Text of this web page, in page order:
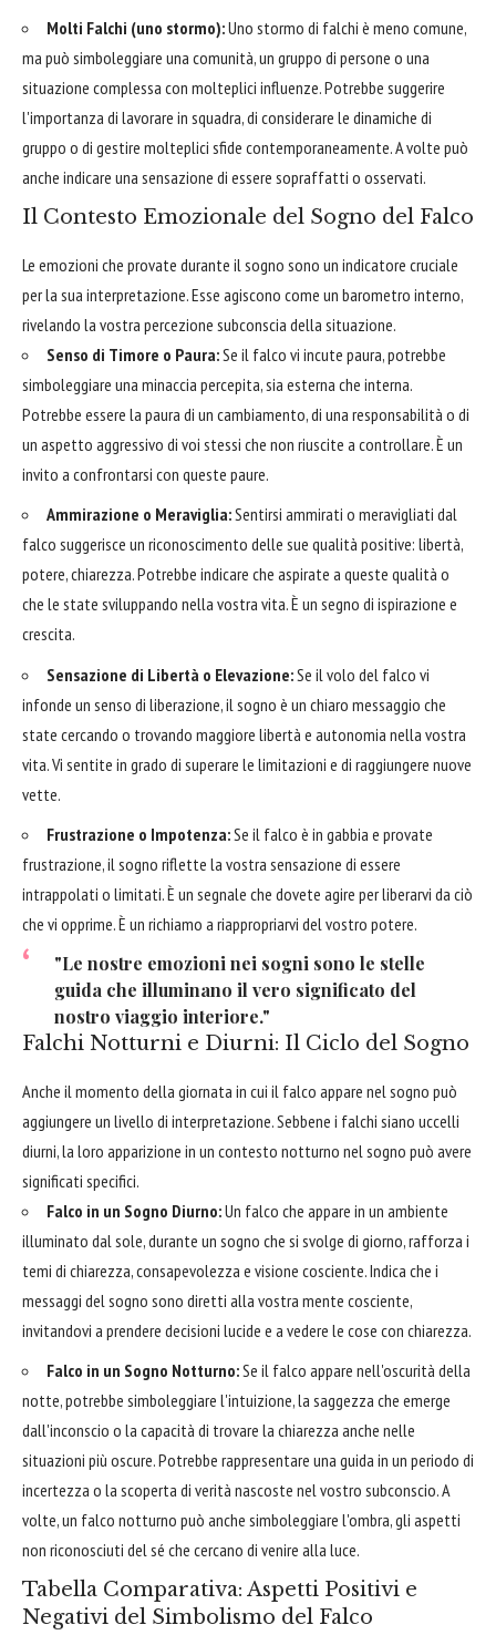
Molti Falchi (uno stormo):Uno stormo di falchi è meno comune,
ma può simboleggiare una comunità, un gruppo di persone o una
situazione complessa con molteplici influenze. Potrebbe suggerire
l'importanza di lavorare in squadra, di considerare le dinamiche di
gruppo o di gestire molteplici sfide contemporaneamente. A volte può
anche indicare una sensazione di essere sopraffatti o osservati.
Il Contesto Emozionale del Sogno del Falco
Le emozioni che provate durante il sogno sono un indicatore cruciale
per la sua interpretazione. Esse agiscono come un barometro interno,
rivelando la vostra percezione subconscia della situazione.
Senso di Timore o Paura:Se il falco vi incute paura, potrebbe
simboleggiare una minaccia percepita, sia esterna che interna.
Potrebbe essere la paura di un cambiamento, di una responsabilità o di
un aspetto aggressivo di voi stessi che non riuscite a controllare. È un
invito a confrontarsi con queste paure.
Ammirazione o Meraviglia:Sentirsi ammirati o meravigliati dal
falco suggerisce un riconoscimento delle sue qualità positive: libertà,
potere, chiarezza. Potrebbe indicare che aspirate a queste qualità o
che le state sviluppando nella vostra vita. È un segno di ispirazione e
crescita.
Sensazione di Libertà o Elevazione:Se il volo del falco vi
infonde un senso di liberazione, il sogno è un chiaro messaggio che
state cercando o trovando maggiore libertà e autonomia nella vostra
vita. Vi sentite in grado di superare le limitazioni e di raggiungere nuove
vette.
Frustrazione o Impotenza:Se il falco è in gabbia e provate
frustrazione, il sogno riflette la vostra sensazione di essere
intrappolati o limitati. È un segnale che dovete agire per liberarvi da ciò
che vi opprime. È un richiamo a riappropriarvi del vostro potere.
"Le nostre emozioni nei sogni sono le stelle
guida che illuminano il vero significato del
nostro viaggio interiore."
Falchi Notturni e Diurni: Il Ciclo del Sogno
Anche il momento della giornata in cui il falco appare nel sogno può
aggiungere un livello di interpretazione. Sebbene i falchi siano uccelli
diurni, la loro apparizione in un contesto notturno nel sogno può avere
significati specifici.
Falco in un Sogno Diurno:Un falco che appare in un ambiente
illuminato dal sole, durante un sogno che si svolge di giorno, rafforza i
temi di chiarezza, consapevolezza e visione cosciente. Indica che i
messaggi del sogno sono diretti alla vostra mente cosciente,
invitandovi a prendere decisioni lucide e a vedere le cose con chiarezza.
Falco in un Sogno Notturno:Se il falco appare nell'oscurità della
notte, potrebbe simboleggiare l'intuizione, la saggezza che emerge
dall'inconscio o la capacità di trovare la chiarezza anche nelle
situazioni più oscure. Potrebbe rappresentare una guida in un periodo di
incertezza o la scoperta di verità nascoste nel vostro subconscio. A
volte, un falco notturno può anche simboleggiare l'ombra, gli aspetti
non riconosciuti del sé che cercano di venire alla luce.
Tabella Comparativa: Aspetti Positivi e
Negativi del Simbolismo del Falco